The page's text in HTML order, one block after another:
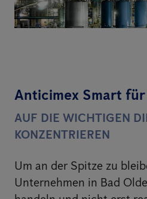
Anticimex Smart
AUF DIE WICHTIGEN
KONZENTRIEREN
Um an der Spitze zu
Unternehmen in Bad